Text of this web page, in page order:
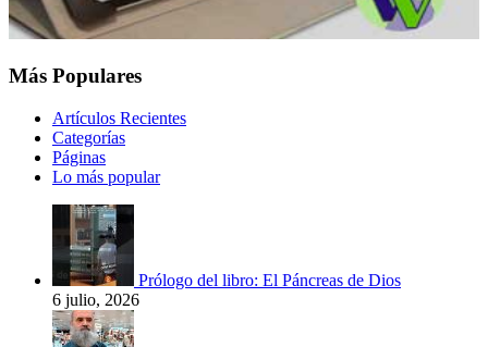
Más Populares
Artículos Recientes
Categorías
Páginas
Lo más popular
Prólogo del libro: El Páncreas de Dios
6 julio, 2026